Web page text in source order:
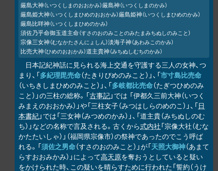
厳島大神（いつくしまのおおかみ）厳島神（いつくしまのかみ）
厳島姫大神（いつくしまひめのおおかみ）厳島姫神（いつくしまひめのかみ）
厳島比咩神（いつくしまひめのかみ）
須佐乃乎命御玉道主命（すさのおのみことのみたまみちぬしのみこと）
宗像三女神（むなかたさんにょしん）淡海子神（あわみこのかみ）
比売大神（ひめのおおかみ）道主貴神（みちぬしむちのかみ）
日本記紀神話に見られる海上交通を守護する三人の女神、つ
まり、「多紀理毘売命（たきりびめのみこと）」、「市寸島比売命
（いちきしまひめのみこと）」、「多岐都比売命（たぎつひめのみ
こと）」の三柱の総称。「古事記」では 「伊都久三前大神（いつく
みまえのおおかみ）」や「三柱女子（みつはしらのめのこ）」、「日
本書紀」では「三女神（みつめのかみ）」、「道主貴（みちぬしのむ
ち）」などの名称で言及される。古くから式内社「宗像大社（むな
かたたいしゃ）」（福岡県宗像市）の祭神であったのでこう呼ば
れる。「須佐之男命（すさのおのみこと）」が「天照大御神（あまて
らすおおみかみ）」によって高天原を奪おうとしていると疑い
をかけられた時、この疑いを晴らすために行われた「誓約（うけ